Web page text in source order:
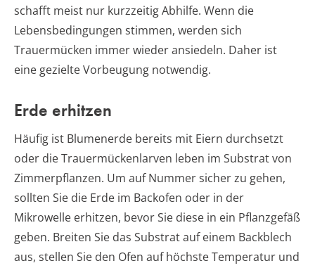
schafft meist nur kurzzeitig Abhilfe. Wenn die
Lebensbedingungen stimmen, werden sich
Trauermücken immer wieder ansiedeln. Daher ist
eine gezielte Vorbeugung notwendig.
Erde erhitzen
Häufig ist Blumenerde bereits mit Eiern durchsetzt
oder die Trauermückenlarven leben im Substrat von
Zimmerpflanzen. Um auf Nummer sicher zu gehen,
sollten Sie die Erde im Backofen oder in der
Mikrowelle erhitzen, bevor Sie diese in ein Pflanzgefäß
geben. Breiten Sie das Substrat auf einem Backblech
aus, stellen Sie den Ofen auf höchste Temperatur und